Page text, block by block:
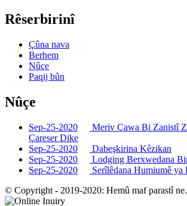
Rêserbirinî
Çûna nava
Berhem
Nûçe
Paqij bûn
Nûçe
Sep-25-2020
Meriv Çawa Bi Zanistî
Çareser Dike
Sep-25-2020
Dabeşkirina Kêzikan
Sep-25-2020
Lodging Berxwedana
Sep-25-2020
Serîlêdana Humiumê ya
© Copyright - 2019-2020: Hemû maf parastî ne.